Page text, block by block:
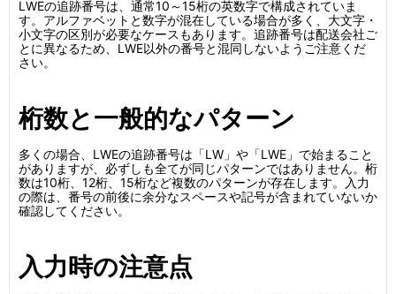
LWEの追跡番号は、通常10～15桁の英数字で構成されていま
す。アルファベットと数字が混在している場合が多く、大文字・
小文字の区別が必要なケースもあります。追跡番号は配送会社ご
とに異なるため、LWE以外の番号と混同しないようご注意くだ
さい。
桁数と一般的なパターン
多くの場合、LWEの追跡番号は「LW」や「LWE」で始まること
がありますが、必ずしも全てが同じパターンではありません。桁
数は10桁、12桁、15桁など複数のパターンが存在します。入力
の際は、番号の前後に余分なスペースや記号が含まれていないか
確認してください。
入力時の注意点